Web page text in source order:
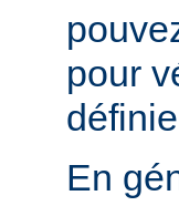
pour
En